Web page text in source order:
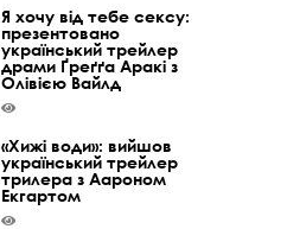
Я хочу від тебе сексу:
презентовано
український трейлер
драми Ґреґґа Аракі з
Олівією Вайлд
«Хижі води»: вийшов
український трейлер
трилера з Аароном
Екгартом